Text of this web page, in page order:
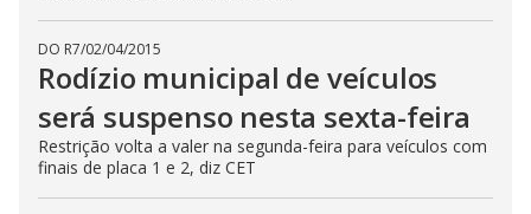
DO R7/02/04/2015
Rodízio municipal de veículos
será suspenso nesta sexta-feira
Restrição volta a valer na segunda-feira para veículos com
finais de placa 1 e 2, diz CET